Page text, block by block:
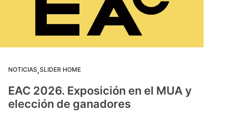
NOTICIAS,SLIDER HOME
EAC 2026. Exposición en el MUA y
elección de ganadores